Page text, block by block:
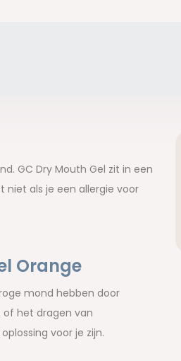
GC Dry Mouth Gel zit in een
als je een allergie voor
Orange
mond hebben door
of het dragen van
voor je zijn.